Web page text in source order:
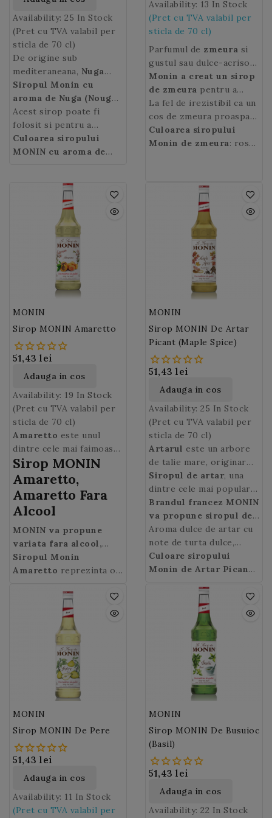
Availability: 25 In Stock
(Pret cu TVA valabil per
sticla de 70 cl)
De origine sub
mediteraneana, Nuga
este o projitura cu
renume international.
Preparat din migdale,
oua si miere, nuga a
ramas de-a lungul
deceniilor un produs
Siropul Monin cu
aroma de Nuga (Nougat
Syrup)concentreaza
toate aromele acestei
specialitati culinare. Cu
notele sale de miere,
aroma de Nuga
ideal pentru bauturile
calde (latte, cappuccino)
sau cele reci (milkshake,
smoothie).
Acest sirop poate fi
folosit si pentru a
prepara „deserturi de
baut” (desert drinks)
Culoarea siropului
MONIN cu aroma de
Availability: 13 In Stock
(Pret cu TVA valabil per
sticla de 70 cl)
Parfumul de zmeura si
gustul sau dulce-acrisor
aduc prospetime in
patiserie sau in bauturi.
Monin a creat un sirop
de zmeura pentru a
regasi pe tot parcursul
anului toate aromele
delicate si parfumate ale
fructelor rosii in
bauturi racoritoare,
ceaiuri, punch-uri si
siropuri cu apa.
La fel de irezistibil ca un
cos de zmeura proaspat
culeasa,siropul Monin
Raspberryva oferi
Culoarea siropului
Monin de zmeura: rosu
MONIN
Sirop MONIN Amaretto
51,43 lei
Adauga in cos
Availability: 19 In Stock
(Pret cu TVA valabil per
sticla de 70 cl)
Amaretto este unul
dintre cele mai faimoase
lichioruri italiene si este
fabricat de secole in
Saronno. Cele mai vechi
documente referitoare la
el datand se pare din
1525.
Sirop MONIN
Amaretto,
Amaretto Fara
Alcool
MONIN va propune
variata fara alcool,
siropul Amaretto.
Datorita parfumului sau
siropul Monin Amaretto
va va transporta in tara
sa de origine.
Siropul Monin
Amaretto reprezinta o
lichiorul cu aroma
similara, oferind
versatilitate in mixuri si
o aroma distincta.
Siropul Monin Amaretto
este ideal pentru a
realiza latte-uri si
capuccino-uri delicioase,
mocktail-uri sau in
cocktail-uri digestive.
Amaretto poate fi folosit
si pentru a aromatiza
tiramisu, faimosul desert
MONIN
Sirop MONIN De Artar
Picant (Maple Spice)
51,43 lei
Adauga in cos
Availability: 25 In Stock
(Pret cu TVA valabil per
sticla de 70 cl)
Artarul este un arbore
de talie mare, originar
din Asia de est, intalnit
frecvent in regiunile
muntoase.
Siropul de artar, una
dintre cele mai populare
intrebuintari ale
arborelui, ne duce cu
gandul la clatitele
pufoase savurate la micul
dejun in America de Nord
dar si la noi in Europa.
Brandul francez MONIN
va propune siropul de
Artar Iuteobtinut din
seva artarului.
Aroma dulce de artar cu
note de turta dulce,
scortisoara si cuisoare a
siropului Maple Spice
experienta gustativa
distincta dar captivanta.
Culoare siropului
Monin de Artar Picant
MONIN
Sirop MONIN De Pere
51,43 lei
Adauga in cos
Availability: 11 In Stock
(Pret cu TVA valabil per
MONIN
Sirop MONIN De Busuioc
(Basil)
51,43 lei
Adauga in cos
Availability: 22 In Stock